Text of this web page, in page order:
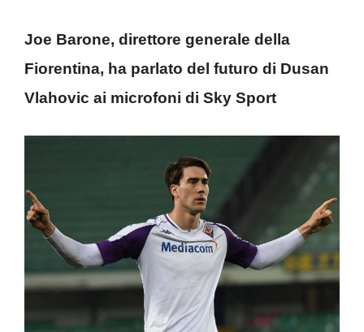
Joe Barone, direttore generale della
Fiorentina, ha parlato del futuro di Dusan
Vlahovic ai microfoni di Sky Sport